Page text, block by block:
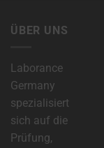
ÜBER UNS
Laborance
Germany
spezialisiert
sich auf die
Prüfung,